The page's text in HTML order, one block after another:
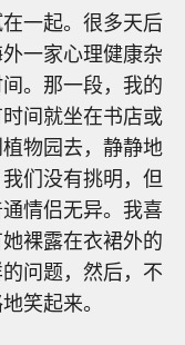
一起。很多天后
一家心理健康杂
。那一段，我的
间就坐在书店或
物园去，静静地
们没有挑明，但
情侣无异。我喜
裸露在衣裙外的
问题，然后，不
笑起来。